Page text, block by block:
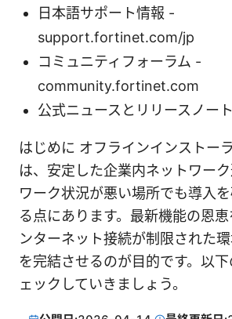
日本語サポート情報 -
support.fortinet.com/jp
コミュニティフォーラム -
community.fortinet.com
公式ニュースとリリースノ
はじめに オフラインインストー
は、安定した企業内ネットワー
ワーク状況が悪い場所でも導入
る点にあります。最新機能の恩
ンターネット接続が制限された
を完結させるのが目的です。以
ェックしていきましょう。